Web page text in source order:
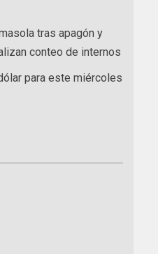
tras apagón y
conteo de internos
para este miércoles